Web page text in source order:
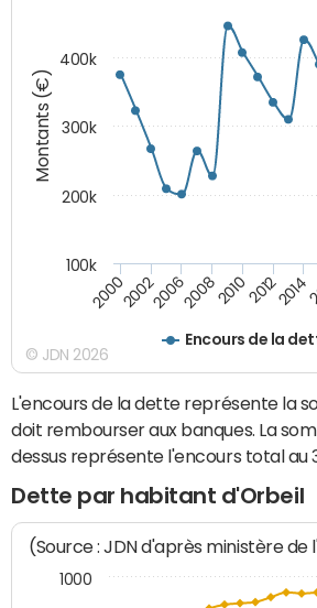
Montants (€)
Encours de la
2000200220062008201020122014
200k
300k
400k
100k
© JDN 2026
L'encours de la dette représente la
doit rembourser aux banques. La
dessus représente l'encours total au
Dette par habitant d'Orbeil
(Source : JDN d'après ministère de
1000